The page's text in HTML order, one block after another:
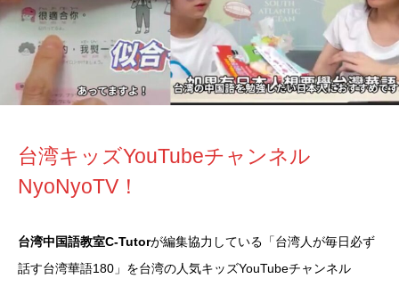
台湾キッズYouTubeチャンネル
NyoNyoTV！
台湾中国語教室C-Tutorが編集協力している「台湾人が毎日必ず
話す台湾華語180」を台湾の人気キッズYouTubeチャンネル